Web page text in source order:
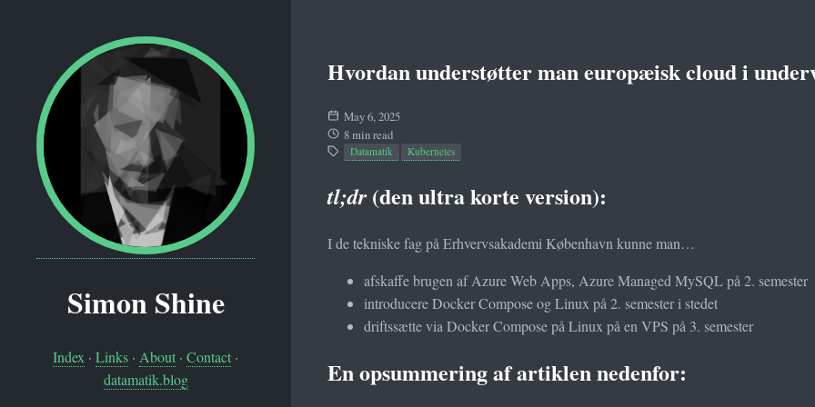
Simon Shine
Index · Links · About · Contact ·
datamatik.blog
Hvordan understøtter man europæisk cloud i
May 6, 2025
8 min read
Datamatik Kubernetes
tl;dr(den ultra korte version):
I de tekniske fag på Erhvervsakademi København kunne man…
afskaffe brugen af Azure Web Apps, Azure Managed MySQL på 2. semester
introducere Docker Compose og Linux på 2. semester i stedet
driftssætte via Docker Compose på Linux på en VPS på 3. semester
En opsummering af artiklen nedenfor: